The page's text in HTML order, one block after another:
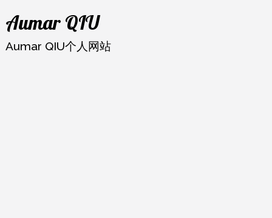
至
内
Aumar QIU
Aumar QIU个人网站